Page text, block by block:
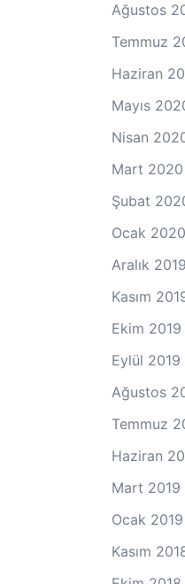
Ağustos
Temmuz
Haziran
Mayıs
Nisan
Mart 2020
Şubat
Ocak 2020
Aralık 2019
Kasım
Ekim 2019
Eylül 2019
Ağustos
Temmuz
Haziran
Mart 2019
Ocak 2019
Kasım